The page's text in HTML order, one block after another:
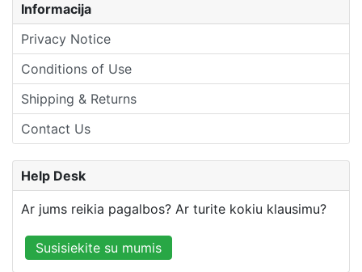
Informacija
Privacy Notice
Conditions of Use
Shipping & Returns
Contact Us
Help Desk
Ar jums reikia pagalbos? Ar turite kokiu klausimu?
Susisiekite su mumis